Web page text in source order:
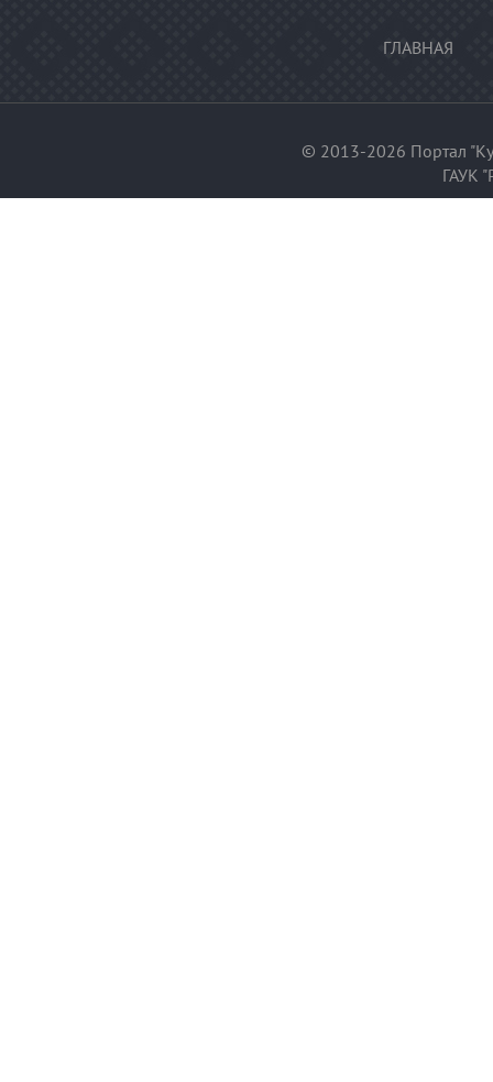
ГЛАВНАЯ
© 2013-2026 Портал
ГАУК